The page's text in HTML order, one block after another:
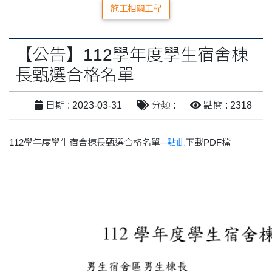
施工相關工程
【公告】112學年度學生宿舍棟
長甄選合格名單
日期 : 2023-03-31 分類 : 點閱 : 2318
112學年度學生宿舍棟長甄選合格名單─點此下載PDF檔